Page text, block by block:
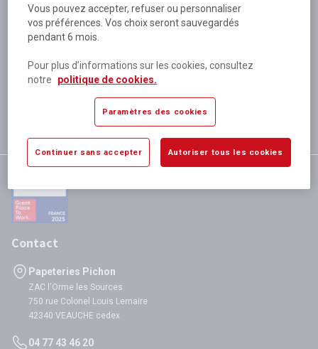
Plus de 180 personnes
à votre écoute
Plus de 80 000 références
disponibles
Expédition le jour même
si validation avant 12h
satisfaction totale
Contact
Papeteries Pichon
ZAC l'Orme les Sources
750 rue Colonel Louis Lemaire
42340 VEAUCHE cedex
04 77 43 46 20
Vous pouvez accepter, refuser ou personnaliser
vos préférences. Vos choix seront sauvegardés
pendant 6 mois.
Pour plus d’informations sur les cookies, consultez
notre
politique de cookies.
Paramètres des cookies
Continuer sans accepter Autoriser tous les cookies